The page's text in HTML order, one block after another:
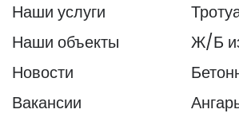
Наши услуги
Наши объекты
Новости
Вакансии
Ж/Б